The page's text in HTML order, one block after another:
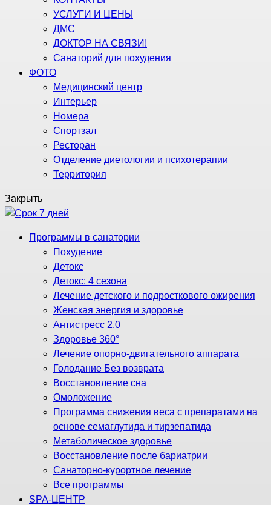
УСЛУГИ И ЦЕНЫ
ДМС
ДОКТОР НА СВЯЗИ!
Санаторий для похудения
ФОТО
Медицинский центр
Интерьер
Номера
Спортзал
Ресторан
Отделение диетологии и психотерапии
Территория
Закрыть
Программы в санатории
Похудение
Детокс
Детокс: 4 сезона
Лечение детского и подросткового ожирения
Женская энергия и здоровье
Антистресс 2.0
Здоровье 360°
Лечение опорно-двигательного аппарата
Голодание Без возврата
Восстановление сна
Омоложение
Программа снижения веса с препаратами на
основе семаглутида и тирзепатида
Метаболическое здоровье
Восстановление после бариатрии
Санаторно-курортное лечение
Все программы
SPA-ЦЕНТР